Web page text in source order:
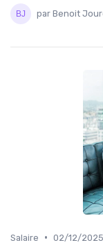
par Benoit
Salaire • 02/12/2025